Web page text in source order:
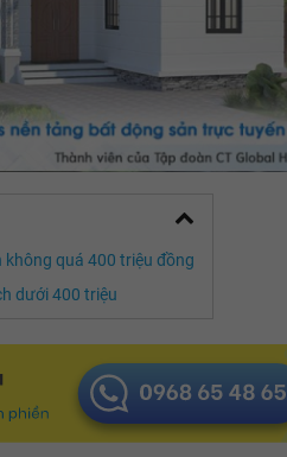
quá 400 triệu đồng
dưới 400 triệu